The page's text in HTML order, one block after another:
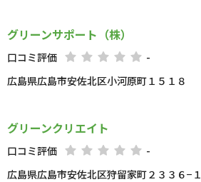
グリーンサポート（株）
口コミ評価
-
広島県広島市安佐北区小河原町１５１８
グリーンクリエイト
口コミ評価
-
広島県広島市安佐北区狩留家町２３３６−１